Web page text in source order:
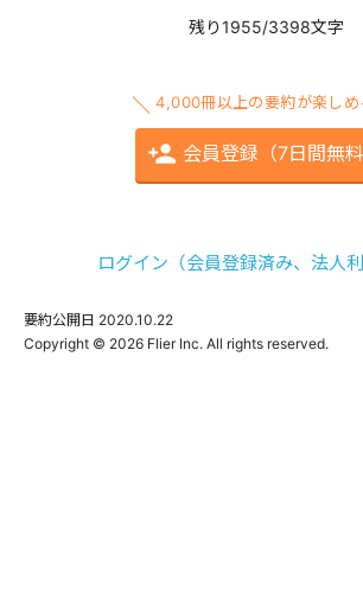
残り1955/3398文字
4,000冊以上の要約が楽しめ
会員登録（7日間無料
ログイン（会員登録済み、法人利
要約公開日 2020.10.22